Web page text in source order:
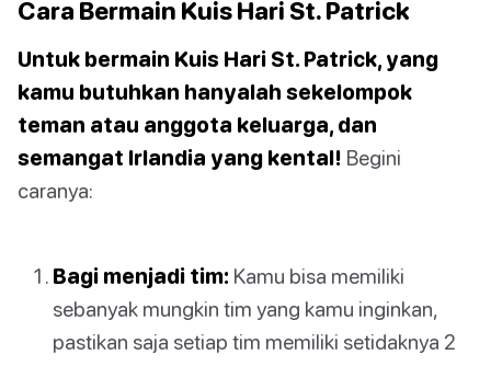
Cara Bermain Kuis Hari St. Patrick
Untuk bermain Kuis Hari St. Patrick, yang
kamu butuhkan hanyalah sekelompok
teman atau anggota keluarga, dan
semangat Irlandia yang kental! Begini
caranya:
Bagi menjadi tim: Kamu bisa memiliki
sebanyak mungkin tim yang kamu inginkan,
pastikan saja setiap tim memiliki setidaknya 2